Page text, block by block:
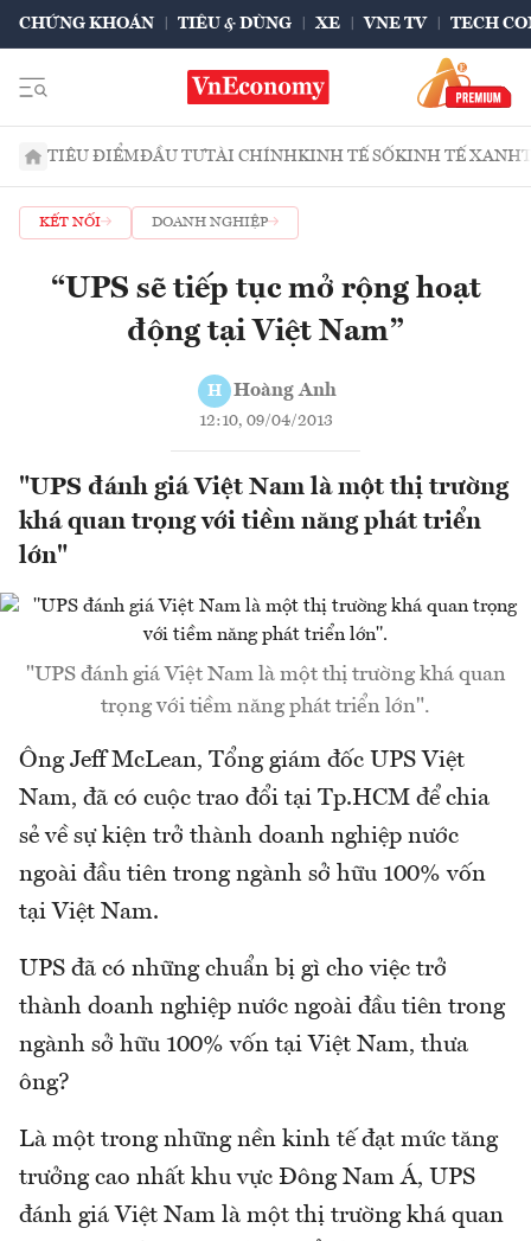
CHỨNG KHOÁN TIÊU & DÙNG XE VNE TV TECH
TIÊU ĐIỂMĐẦU TƯTÀI CHÍNHKINH TẾ SỐKINH TẾ XANH
KẾT NỐI DOANH NGHIỆP
“UPS sẽ tiếp tục mở rộng hoạt
động tại Việt Nam”
H Hoàng Anh
12:10, 09/04/2013
"UPS đánh giá Việt Nam là một thị trường
khá quan trọng với tiềm năng phát triển
lớn"
"UPS đánh giá Việt Nam là một thị trường khá quan
trọng với tiềm năng phát triển lớn".
Ông Jeff McLean, Tổng giám đốc UPS Việt
Nam, đã có cuộc trao đổi tại Tp.HCM để chia
sẻ về sự kiện trở thành doanh nghiệp nước
ngoài đầu tiên trong ngành sở hữu 100% vốn
tại Việt Nam.
UPS đã có những chuẩn bị gì cho việc trở
thành doanh nghiệp nước ngoài đầu tiên trong
ngành sở hữu 100% vốn tại Việt Nam, thưa
ông?
Là một trong những nền kinh tế đạt mức tăng
trưởng cao nhất khu vực Đông Nam Á, UPS
đánh giá Việt Nam là một thị trường khá quan